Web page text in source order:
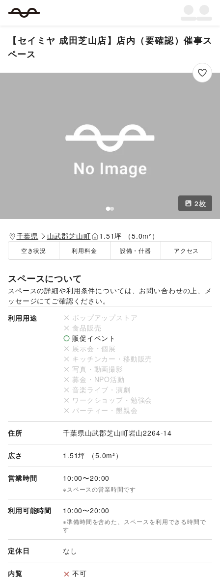
【セイミヤ 成田芝山店】店内（要確認）催事ス
ペース
2枚
千葉県 山武郡芝山町 1.51坪 （5.0m²）
空き状況 利用料金 設備・什器 アクセス
スペースについて
スペースの詳細や利用条件については、お問い合わせの上、メ
ッセージにてご確認ください。
利用用途
ポップアップストア
食品販売
販促イベント
展示会・個展
キッチンカー・移動販売
写真・動画撮影
募金・NPO活動
音楽ライブ・演劇
ワークショップ・勉強会
パーティー・懇親会
住所 千葉県山武郡芝山町岩山2264-14
広さ 1.51坪 （5.0m²）
営業時間 10:00〜20:00
※スペースの営業時間です
利用可能時間 10:00〜20:00
※準備時間を含めた、スペースを利用できる時間で
す
定休日 なし
内覧 不可